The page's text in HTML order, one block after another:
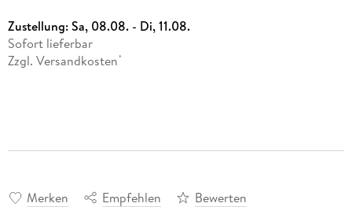
Zustellung:Sa, 08.08. - Di, 11.08.
Sofort lieferbar
Zzgl. Versandkosten *
Merken Empfehlen Bewerten